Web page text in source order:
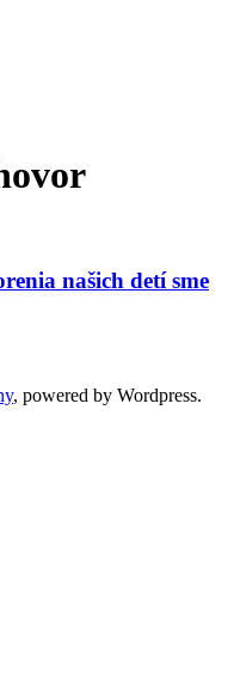
našich detí sme
, powered by Wordpress.